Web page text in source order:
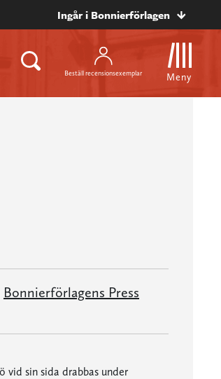
Ingår i Bonnierförlagen
Beställ recensionsexemplar Meny
Bonnierförlagens Press
vid sin sida drabbas under